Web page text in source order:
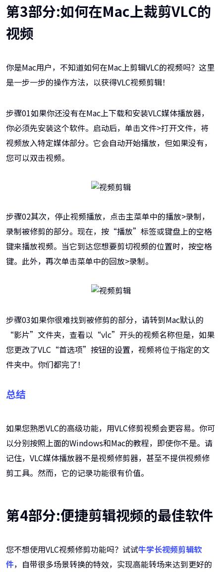
第3部分:如何在Mac上裁剪VLC的
视频
你是Mac用户，不知道如何在Mac上剪辑VLC的视频吗？这里
是一步一步的操作方法，以获得VLC视频剪辑！
步骤01如果你还没有在Mac上下载和安装VLC媒体播放器，
你必须先安装这个软件。启动后，单击文件>打开文件，将
视频放入特定媒体部分。它会自动开始播放，但如果没有，
您可以双击视频。
步骤02其次，停止视频播放，点击主菜单中的播放>录制，
录制被修剪的部分。现在，按“播放”标签或键盘上的空格
键来播放视频。当它到达您想要剪切视频的位置时，按空格
键。此外，再次单击菜单中的回放>录制。
步骤03如果你很难找到被修剪的部分，请转到Mac默认的
“影片”文件夹，查看以“vlc”开头的视频名称但是，如果
您更改了VLC“首选项”按钮的设置，视频将位于指定的文
件夹中。你们都完了！
总结
如果您熟悉VLC的高级功能，用VLC修剪视频会更容易。你可
以分别按照上面的Windows和Mac的教程，即使你不是。请
记住，VLC媒体播放器不是视频修剪器，甚至不提供视频修
剪工具。然而，它的记录功能很有价值。
第4部分:便捷剪辑视频的最佳软件
您不想使用VLC视频修剪功能吗？试试牛学长视频剪辑软
件，自带很多场景转换的特效，实现高能转场来达到更好的